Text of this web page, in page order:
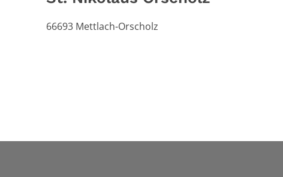
66693 Mettlach-Orscholz